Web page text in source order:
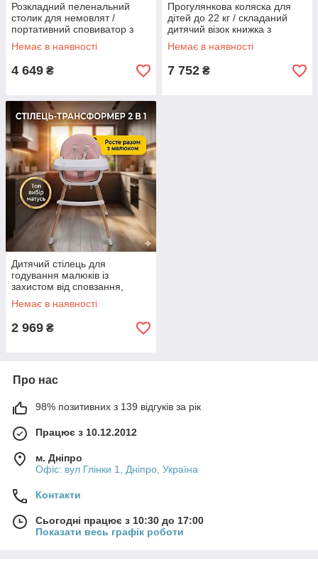
Розкладний пеленальний
столик для немовлят /
портативний сповиватор з
органайзером,
регулюванням висоти та
Немає в наявності
4 649 ₴
Прогулянкова коляска для
дітей до 22 кг / складаний
дитячий візок книжка з
телескопічною ручкою-
валізою, жовтого кольору
Немає в наявності
7 752 ₴
Дитячий стілець для
годування малюків із
захистом від сповзання,
трансформер 2 в 1 для
безпечного приймання їжі з
Немає в наявності
2 969 ₴
Про нас
98% позитивних з 139 відгуків за рік
Працює з 10.12.2012
м. Дніпро
Офіс: вул Глінки 1, Дніпро, Україна
Контакти
Сьогодні працює з 10:30 до 17:00
Показати весь графік роботи